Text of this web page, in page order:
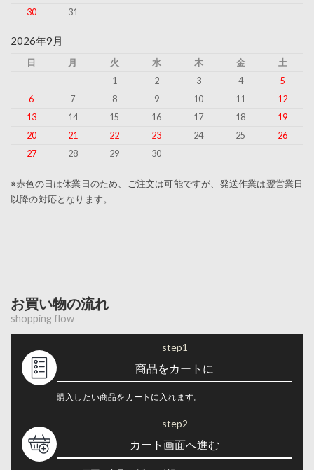
30
31
2026年9月
日 月 火 水 木 金
土
1
2 3 4
5
6
7 8 9 10 11
12
13
14 15 16 17 18
19
20
21 22 23 24 25
26
27
28 29 30
※赤色の日は休業日のため、ご注文は可能ですが、発送作業は翌営業日
以降の対応となります。
お買い物の流れ
shopping flow
step1
商品をカートに
購入したい商品をカートに入れます。
step2
カート画面へ進む